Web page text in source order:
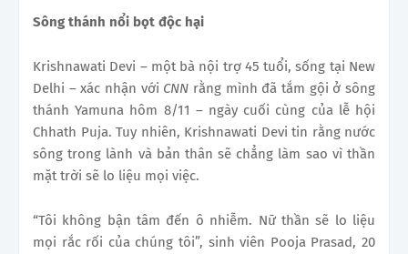
Sông thánh nổi bọt độc hại
Krishnawati Devi – một bà nội trợ 45 tuổi, sống tại New
Delhi – xác nhận với CNN rằng mình đã tắm gội ở sông
thánh Yamuna hôm 8/11 – ngày cuối cùng của lễ hội
Chhath Puja. Tuy nhiên, Krishnawati Devi tin rằng nước
sông trong lành và bản thân sẽ chẳng làm sao vì thần
mặt trời sẽ lo liệu mọi việc.
“Tôi không bận tâm đến ô nhiễm. Nữ thần sẽ lo liệu
mọi rắc rối của chúng tôi”, sinh viên Pooja Prasad, 20